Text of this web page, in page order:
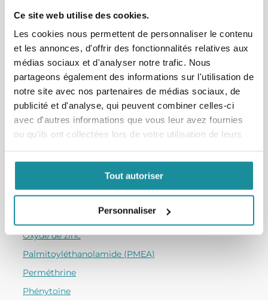
Ce site web utilise des cookies.
Les cookies nous permettent de personnaliser le contenu
et les annonces, d'offrir des fonctionnalités relatives aux
médias sociaux et d'analyser notre trafic. Nous
partageons également des informations sur l'utilisation de
notre site avec nos partenaires de médias sociaux, de
publicité et d'analyse, qui peuvent combiner celles-ci
avec d'autres informations que vous leur avez fournies
ou qu'ils ont collectées lors de votre utilisation de leurs
Tout autoriser
Personnaliser
Huile de cade
Hydrocortisone base
Hydroquinone
Hydroxyde de potassium
Ichtyol
Ivermectine
Lidocaïne HCl
Menthol
Mépyramine
Niacinamide
Oestradiol hemi-hydraté
Oxyde de zinc
Palmitoyléthanolamide (PMEA)
Perméthrine
Phénytoïne